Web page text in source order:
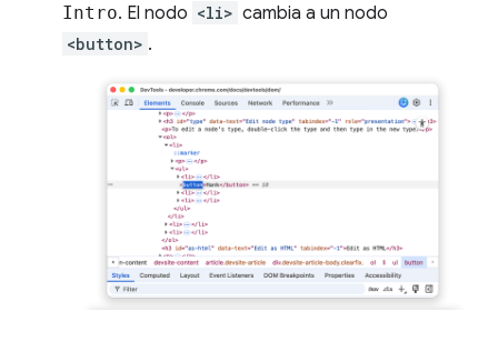
Intro. El nodo <li> cambia a un nodo
<button> .